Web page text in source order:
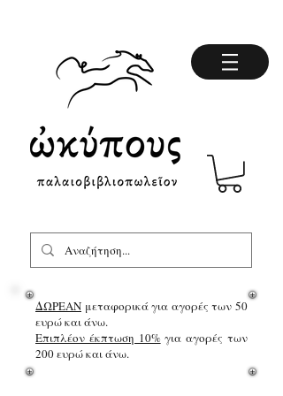
ΔΩΡΕΑΝ μεταφορικά για αγορές των 50
ευρώ και άνω.
Επιπλέον έκπτωση 10%για αγορές των
200 ευρώ και άνω.